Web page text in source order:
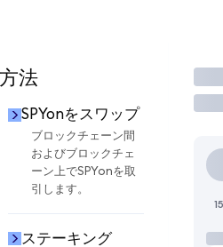
法
SPYonをスワップ
ブロックチェーン間
およびブロックチェ
ーン上でSPYonを取
引します。
ステーキング
取